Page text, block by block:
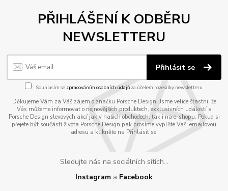
PŘIHLÁŠENÍ K ODBĚRU
NEWSLETTERU
Přihlásit se
Souhlasím se zpracováním osobních údajůza účelem rozesílky newsletteru.
Děkujeme Vám za Váš zájem o značku Porsche Design. Jsme velice šťastni, že
Vás můžeme informovat o nejnovějších produktech, exklusivních událostí a
Porsche Design slevových akcí jak v našich obchodech, tak i na e-shopu. Pokud si
přejete být součástí života Porsche Design pak prosíme vyplňte Vaši emailovou
adresu a klikněte na Přihlásit se.
Sledujte nás na sociálních sítích...
Instagram a Facebook